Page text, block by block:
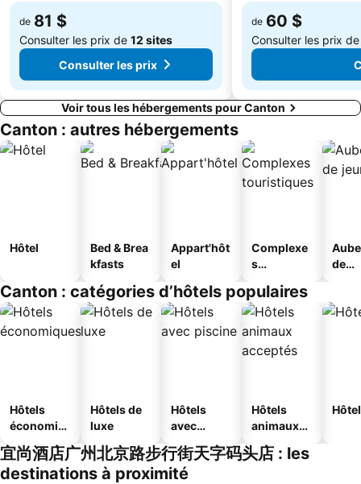
de 81 $
Consulter les prix de 12 sites
Consulter les prix
de 60 $
Consulter les prix
Voir tous les hébergements pour Canton
Canton : autres hébergements
Hôtel
Bed & Brea
kfasts
Appart'hôt
el
Complexe
s
s
de
Canton : catégories d’hôtels populaires
Hôtels
économiq
ues
Hôtels de
luxe
Hôtels
avec
Hôtels
animaux
acceptés
宜尚酒店广州北京路步行街天字码头店 : les
destinations à proximité